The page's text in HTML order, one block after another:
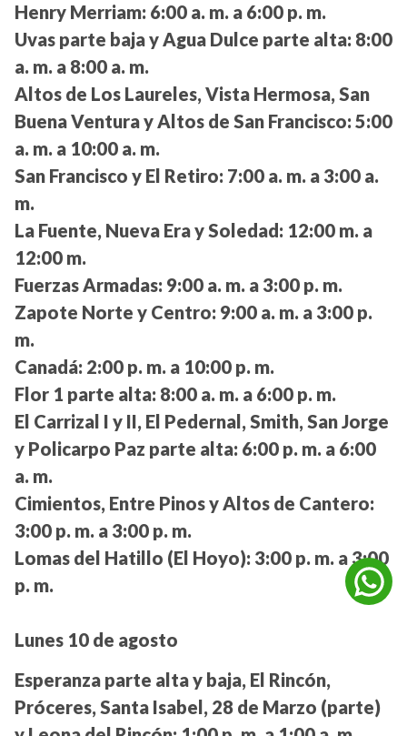
Henry Merriam: 6:00 a. m. a 6:00 p. m.
Uvas parte baja y Agua Dulce parte alta: 8:00
a. m. a 8:00 a. m.
Altos de Los Laureles, Vista Hermosa, San
Buena Ventura y Altos de San Francisco: 5:00
a. m. a 10:00 a. m.
San Francisco y El Retiro: 7:00 a. m. a 3:00 a.
m.
La Fuente, Nueva Era y Soledad: 12:00 m. a
12:00 m.
Fuerzas Armadas: 9:00 a. m. a 3:00 p. m.
Zapote Norte y Centro: 9:00 a. m. a 3:00 p.
m.
Canadá: 2:00 p. m. a 10:00 p. m.
Flor 1 parte alta: 8:00 a. m. a 6:00 p. m.
El Carrizal I y II, El Pedernal, Smith, San Jorge
y Policarpo Paz parte alta: 6:00 p. m. a 6:00
a. m.
Cimientos, Entre Pinos y Altos de Cantero:
3:00 p. m. a 3:00 p. m.
Lomas del Hatillo (El Hoyo): 3:00 p. m. a 3:00
p. m.
Lunes 10 de agosto
Esperanza parte alta y baja, El Rincón,
Próceres, Santa Isabel, 28 de Marzo (parte)